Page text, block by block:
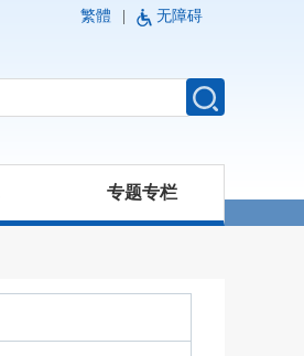
繁體 无障碍
专题专栏